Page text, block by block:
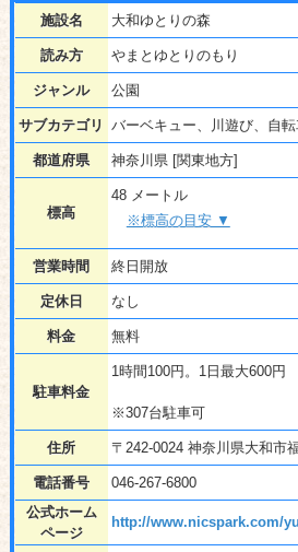
施設名 大和ゆとりの森
読み方 やまとゆとりのもり
ジャンル 公園
サブカテゴリ バーベキュー、川遊び、自
都道府県 神奈川県 [関東地方]
標高
48 メートル
※標高の目安 ▼
営業時間 終日開放
定休日 なし
料金 無料
駐車料金
1時間100円。1日最大600円
※307台駐車可
住所 〒242-0024 神奈川県大和市
電話番号
046-267-6800
公式ホーム
ページ
http://www.nicspark.com/